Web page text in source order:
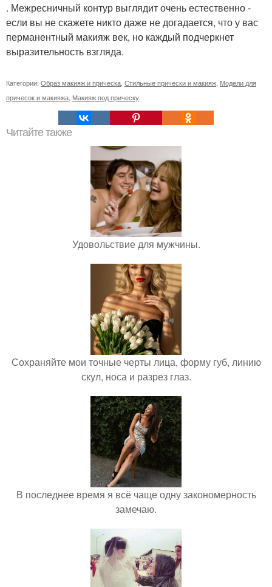
. Межресничный контур выглядит очень естественно -
если вы не скажете никто даже не догадается, что у вас
перманентный макияж век, но каждый подчеркнет
выразительность взгляда.
Категории: Образ макияж и прическа, Стильные прически и макияж, Модели для
причесок и макияжа, Макияж под прическу
Читайте также
Удовольствие для мужчины.
Сохраняйте мои точные черты лица, форму губ, линию
скул, носа и разрез глаз.
В последнее время я всё чаще одну закономерность
замечаю.